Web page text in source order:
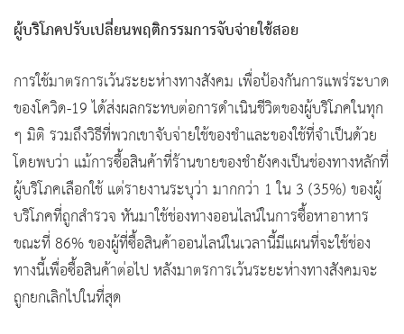
ผู้บริโภคปรับเปลี่ยนพฤติกรรมการจับจ่ายใช้สอย
การใช้มาตรการเว้นระยะห่างทางสังคม เพื่อป้องกันการแพร่ระบาด
ของโควิด-19 ได้ส่งผลกระทบต่อการดำเนินชีวิตของผู้บริโภคในทุก
ๆ มิติ รวมถึงวิธีที่พวกเขาจับจ่ายใช้ของชำและของใช้ที่จำเป็นด้วย
โดยพบว่า แม้การซื้อสินค้าที่ร้านขายของชำยังคงเป็นช่องทางหลักที่
ผู้บริโภคเลือกใช้ แต่รายงานระบุว่า มากกว่า 1 ใน 3 (35%) ของผู้
บริโภคที่ถูกสำรวจ หันมาใช้ช่องทางออนไลน์ในการซื้อหาอาหาร
ขณะที่ 86% ของผู้ที่ซื้อสินค้าออนไลน์ในเวลานี้มีแผนที่จะใช้ช่อง
ทางนี้เพื่อซื้อสินค้าต่อไป หลังมาตรการเว้นระยะห่างทางสังคมจะ
ถูกยกเลิกไปในที่สุด